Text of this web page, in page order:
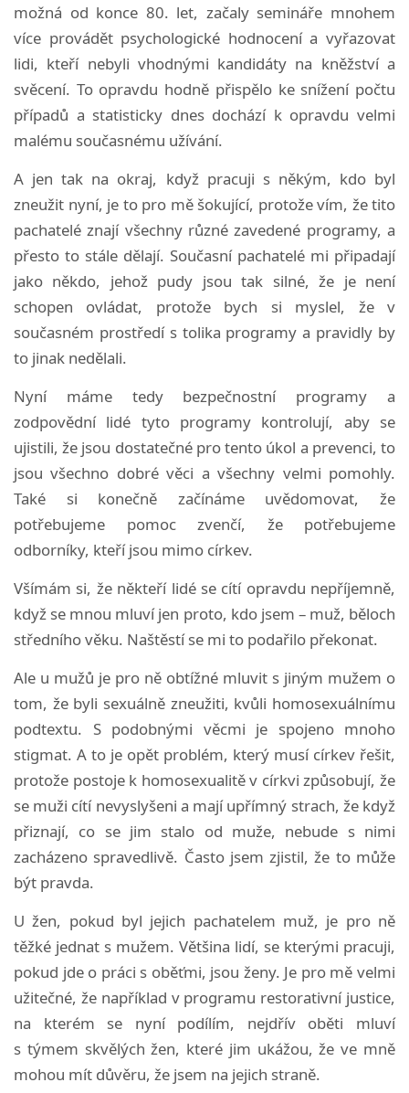
možná od konce 80. let, začaly semináře mnohem
více provádět psychologické hodnocení a vyřazovat
lidi, kteří nebyli vhodnými kandidáty na kněžství a
svěcení. To opravdu hodně přispělo ke snížení počtu
případů a statisticky dnes dochází k opravdu velmi
malému současnému užívání.
A jen tak na okraj, když pracuji s někým, kdo byl
zneužit nyní, je to pro mě šokující, protože vím, že tito
pachatelé znají všechny různé zavedené programy, a
přesto to stále dělají. Současní pachatelé mi připadají
jako někdo, jehož pudy jsou tak silné, že je není
schopen ovládat, protože bych si myslel, že v
současném prostředí s tolika programy a pravidly by
to jinak nedělali.
Nyní máme tedy bezpečnostní programy a
zodpovědní lidé tyto programy kontrolují, aby se
ujistili, že jsou dostatečné pro tento úkol a prevenci, to
jsou všechno dobré věci a všechny velmi pomohly.
Také si konečně začínáme uvědomovat, že
potřebujeme pomoc zvenčí, že potřebujeme
odborníky, kteří jsou mimo církev.
Všímám si, že někteří lidé se cítí opravdu nepříjemně,
když se mnou mluví jen proto, kdo jsem – muž, běloch
středního věku. Naštěstí se mi to podařilo překonat.
Ale u mužů je pro ně obtížné mluvit s jiným mužem o
tom, že byli sexuálně zneužiti, kvůli homosexuálnímu
podtextu. S podobnými věcmi je spojeno mnoho
stigmat. A to je opět problém, který musí církev řešit,
protože postoje k homosexualitě v církvi způsobují, že
se muži cítí nevyslyšeni a mají upřímný strach, že když
přiznají, co se jim stalo od muže, nebude s nimi
zacházeno spravedlivě. Často jsem zjistil, že to může
být pravda.
U žen, pokud byl jejich pachatelem muž, je pro ně
těžké jednat s mužem. Většina lidí, se kterými pracuji,
pokud jde o práci s oběťmi, jsou ženy. Je pro mě velmi
užitečné, že například v programu restorativní justice,
na kterém se nyní podílím, nejdřív oběti mluví
s týmem skvělých žen, které jim ukážou, že ve mně
mohou mít důvěru, že jsem na jejich straně.